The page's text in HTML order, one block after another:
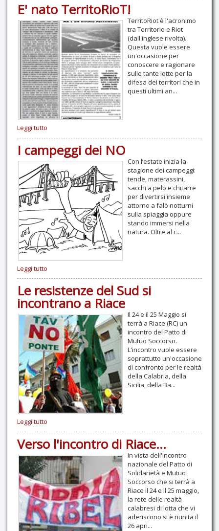
E' nato TerritoRioT!
TerritoRiot è l'acronimo
tra Territorio e Riot
(dall'inglese rivolta).
Questa vuole essere
un'occasione per
conoscere e ragionare
sulle tante lotte per la
difesa dei territori che in
questi ultimi an...
Leggi tutto
I campeggi dei NO
Con l’estate inizia la
stagione dei campeggi:
tende, materassini,
sacchi a pelo e chitarre
per divertirsi insieme
attorno a falò notturni
sulla spiaggia oppure
stando immersi nella
natura. Oltre al c...
Leggi tutto
Le resistenze del Sud si
incontrano a Riace
Il 24 e il 25 Maggio si
terrà a Riace (RC) un
incontro del Patto di
Mutuo Soccorso.
L'incontro vuole essere
soprattutto un'occasione
di confronto per le realtà
della Calabria, della
Sicilia, della Ba...
Leggi tutto
Verso l'incontro di Riace...
In vista dell'incontro
nazionale del Patto di
Solidarietà e Mutuo
Soccorso che si terrà a
Riace il 24 e il 25 maggio,
la rete delle realtà
calabresi di lotta che vi
aderiscono si è riunita il
26 apri...